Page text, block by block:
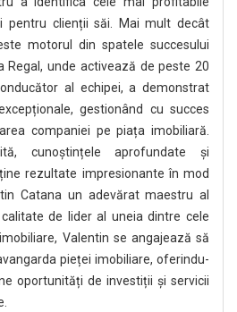
pentru clienții săi. Mai mult decât
motorul din spatele succesului
Regal, unde activează de peste 20
al echipei, a demonstrat
gestionând cu succes
companiei pe piața imobiliară.
cunoștințele aprofundate și
rezultate impresionante în mod
Catana un adevărat maestru al
de lider al uneia dintre cele
Valentin se angajează să
pieței imobiliare, oferindu-
oportunități de investiții și servicii